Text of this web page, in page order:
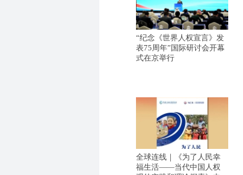
“纪念《世界人权宣言》发
表75周年”国际研讨会开幕
式在京举行
全球连线｜《为了人民幸
福生活——当代中国人权